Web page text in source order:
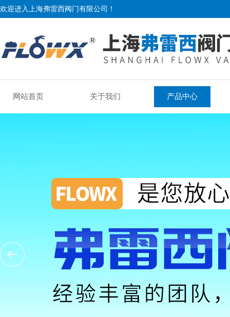
欢迎进入上海弗雷西阀门有限公司！
网站首页 关于我们 产品中心